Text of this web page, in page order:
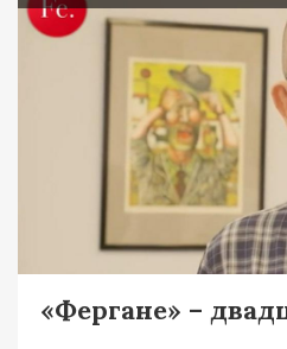
«Фергане» –